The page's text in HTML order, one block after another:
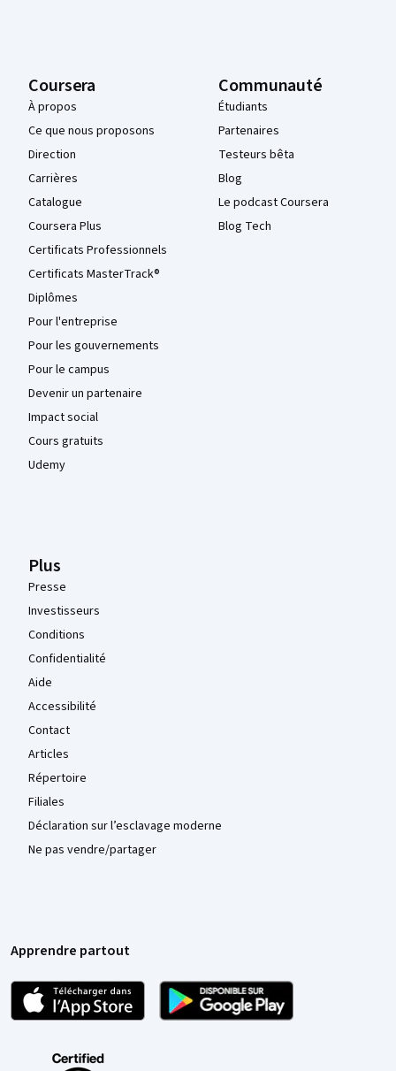
Coursera
À propos
Ce que nous proposons
Direction
Carrières
Catalogue
Coursera Plus
Certificats Professionnels
Certificats MasterTrack®
Diplômes
Pour l'entreprise
Pour les gouvernements
Pour le campus
Devenir un partenaire
Impact social
Cours gratuits
Udemy
Communauté
Étudiants
Partenaires
Testeurs bêta
Blog
Le podcast Coursera
Blog Tech
Plus
Presse
Investisseurs
Conditions
Confidentialité
Aide
Accessibilité
Contact
Articles
Répertoire
Filiales
Déclaration sur l’esclavage moderne
Ne pas vendre/partager
Apprendre partout